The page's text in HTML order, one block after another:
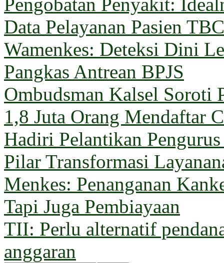
Pengobatan Penyakit:
Data Pelayanan Pasien
Wamenkes: Deteksi Dini
Pangkas Antrean BPJS
Ombudsman Kalsel Soroti
1,8 Juta Orang Mendaftar
Hadiri Pelantikan
Pilar Transformasi
Menkes: Penanganan
Tapi Juga Pembiayaan
TII: Perlu alternatif
anggaran